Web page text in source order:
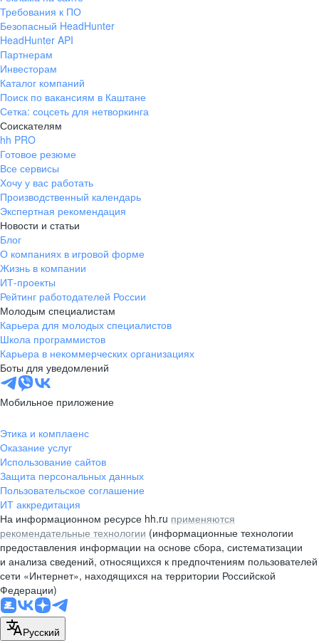
pr@ural.hh.ru
ул. Янковского, д. 169, 7 этаж,
706 каб.
+7 861 205-55-57
pr@krd.hh.ru
Владивосток
пер. Ланинский д. 4, офис 3.4
+7 423 202-33-28
pr@dv.hh.ru
Новосибирск
ул. Большевистская, д. 35,
помещение 21
+7 383 207-94-64
pr@nsk.hh.ru
Минск
пр-т Дзержинского, д. 57,
10 этаж, помещение 45-1
pr@rabota.by
Алматы
пр. Абая, д. 151, БЦ Алатау,
12 этаж, офис 1209
+7 727 232-13-13
pr@headhunter.com.kz
Требования к ПО
Безопасный HeadHunter
HeadHunter API
Партнерам
Инвесторам
Каталог компаний
Поиск по вакансиям в Каштане
Сетка: соцсеть для нетворкинга
Соискателям
hh PRO
Готовое резюме
Все сервисы
Хочу у вас работать
Производственный календарь
Экспертная рекомендация
Новости и статьи
Блог
О компаниях в игровой форме
Жизнь в компании
ИТ-проекты
Рейтинг работодателей России
Молодым специалистам
Карьера для молодых специалистов
Школа программистов
Карьера в некоммерческих организациях
Боты для уведомлений
Мобильное приложение
Этика и комплаенс
Оказание услуг
Использование сайтов
Защита персональных данных
Пользовательское соглашение
ИТ аккредитация
На информационном ресурсе hh.ru применяются
рекомендательные технологии (информационные технологии
предоставления информации на основе сбора, систематизации
и анализа сведений, относящихся к предпочтениям пользователей
сети «Интернет», находящихся на территории Российской
Федерации)
Русский